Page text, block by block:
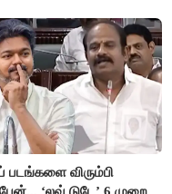
படங்களை விரும்பி